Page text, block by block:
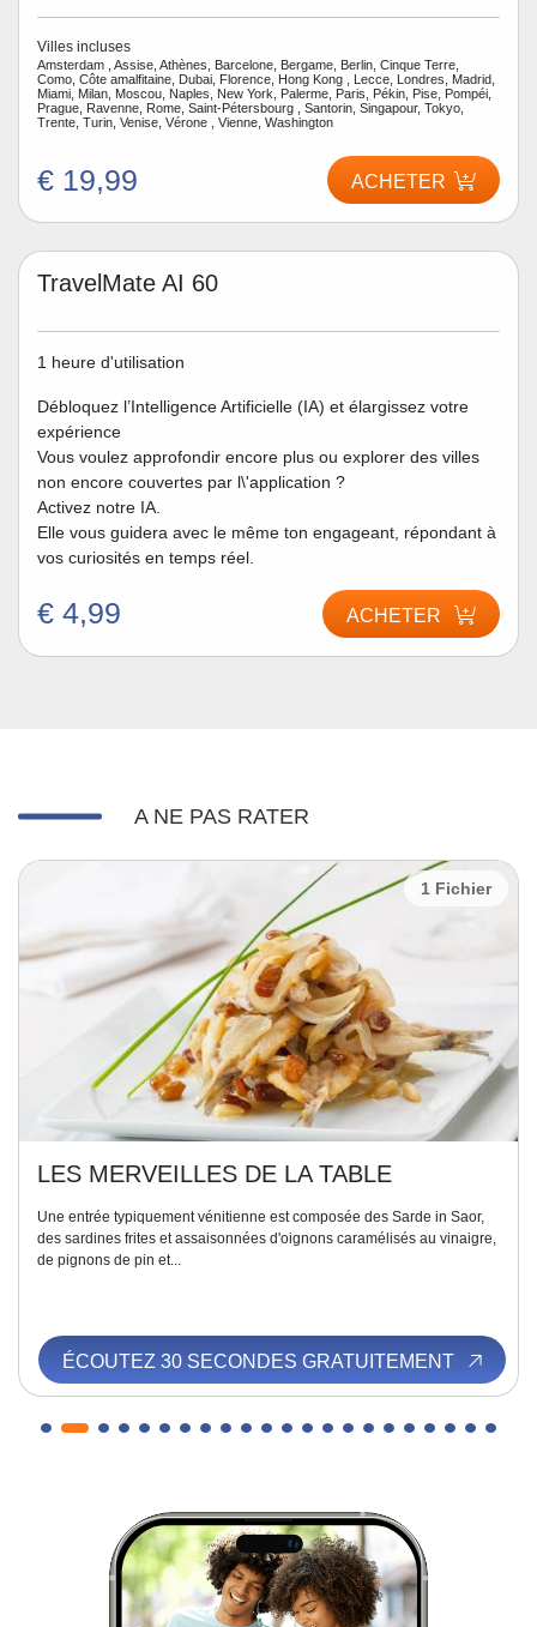
Villes incluses
Amsterdam , Assise, Athènes, Barcelone, Bergame, Berlin, Cinque Terre,
Como, Côte amalfitaine, Dubai, Florence, Hong Kong , Lecce, Londres, Madrid,
Miami, Milan, Moscou, Naples, New York, Palerme, Paris, Pékin, Pise, Pompéi,
Prague, Ravenne, Rome, Saint-Pétersbourg , Santorin, Singapour, Tokyo,
Trente, Turin, Venise, Vérone , Vienne, Washington
€ 19,99 ACHETER
TravelMate AI 60
1 heure d'utilisation
Débloquez l’Intelligence Artificielle (IA) et élargissez votre
expérience
Vous voulez approfondir encore plus ou explorer des villes
non encore couvertes par l\'application ?
Activez notre IA.
Elle vous guidera avec le même ton engageant, répondant à
vos curiosités en temps réel.
€ 4,99 ACHETER
A NE PAS RATER
1 Fichier
LES MERVEILLES DE LA TABLE
Une entrée typiquement vénitienne est composée des Sarde in Saor,
des sardines frites et assaisonnées d'oignons caramélisés au vinaigre,
de pignons de pin et...
ÉCOUTEZ 30 SECONDES GRATUITEMENT